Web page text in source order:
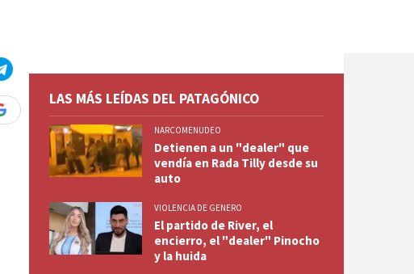
LAS MÁS LEÍDAS DEL PATAGÓNICO
NARCOMENUDEO
Detienen a un "dealer" que
vendía en Rada Tilly desde su
auto
VIOLENCIA DE GENERO
El partido de River, el
encierro, el "dealer" Pinocho
y la huida